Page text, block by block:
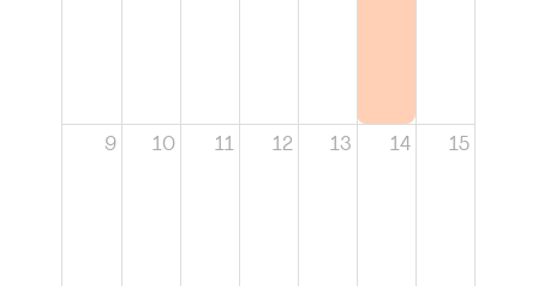
9 10 11 12 13 14 15